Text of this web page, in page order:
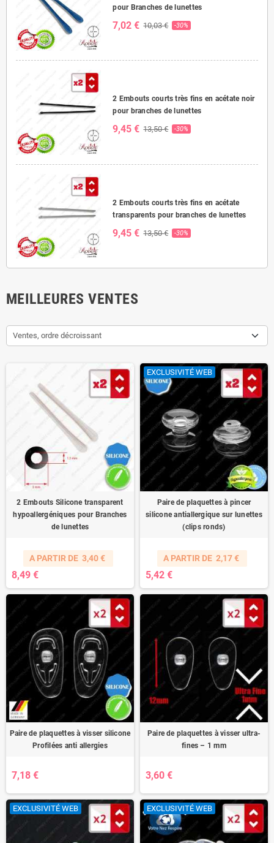
pour Branches de lunettes
7,02 € 10,03 € -30%
2 Embouts courts très fins en acétate noir
pour branches de lunettes
9,45 € 13,50 € -30%
2 Embouts courts très fins en acétate
transparents pour branches de lunettes
9,45 € 13,50 € -30%
MEILLEURES VENTES
Ventes, ordre décroissant
2 Embouts Silicone transparent
hypoallergéniques pour Branches
de lunettes
A PARTIR DE 3,40 €
8,49 €
EXCLUSIVITÉ WEB
Paire de plaquettes à pincer
silicone antiallergique sur lunettes
(clips ronds)
A PARTIR DE 2,17 €
5,42 €
Paire de plaquettes à visser silicone
Profilées anti allergies
7,18 €
Paire de plaquettes à visser ultra-
fines – 1 mm
3,60 €
EXCLUSIVITÉ WEB EXCLUSIVITÉ WEB